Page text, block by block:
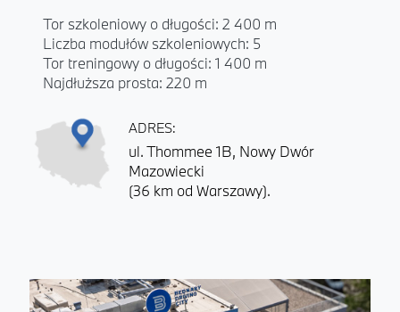
Tor szkoleniowy o długości: 2 400 m
Liczba modułów szkoleniowych: 5
Tor treningowy o długości: 1 400 m
Najdłuższa prosta: 220 m
ADRES:
ul. Thommee 1B, Nowy Dwór
Mazowiecki
(36 km od Warszawy).